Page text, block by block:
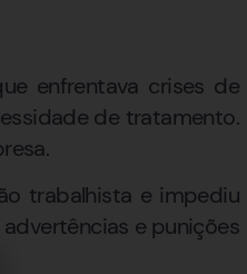
enfrentava crises de
de tratamento.
trabalhista e impediu
e punições